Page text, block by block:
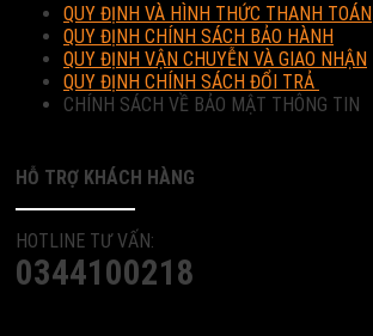
QUY ĐỊNH VÀ HÌNH THỨC THANH TOÁN
QUY ĐỊNH CHÍNH SÁCH BẢO HÀNH
QUY ĐỊNH VẬN CHUYỄN VÀ GIAO NHẬN
QUY ĐỊNH CHÍNH SÁCH ĐỔI TRẢ
CHÍNH SÁCH VỀ BẢO MẬT THÔNG TIN
HỖ TRỢ KHÁCH HÀNG
HOTLINE TƯ VẤN:
0344100218